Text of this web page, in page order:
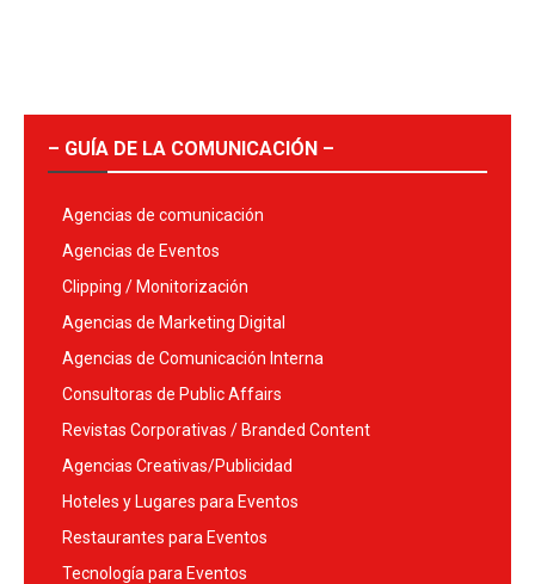
– GUÍA DE LA COMUNICACIÓN –
Agencias de comunicación
Agencias de Eventos
Clipping / Monitorización
Agencias de Marketing Digital
Agencias de Comunicación Interna
Consultoras de Public Affairs
Revistas Corporativas / Branded Content
Agencias Creativas/Publicidad
Hoteles y Lugares para Eventos
Restaurantes para Eventos
Tecnología para Eventos